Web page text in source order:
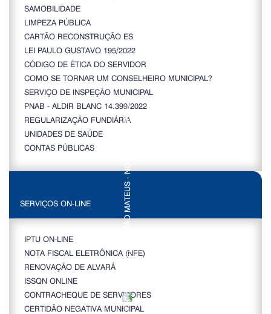
SAMOBILIDADE
LIMPEZA PÚBLICA
CARTÃO RECONSTRUÇÃO ES
LEI PAULO GUSTAVO 195/2022
CÓDIGO DE ÉTICA DO SERVIDOR
COMO SE TORNAR UM CONSELHEIRO MUNICIPAL?
SERVIÇO DE INSPEÇÃO MUNICIPAL
PNAB - ALDIR BLANC 14.399/2022
REGULARIZAÇÃO FUNDIÁRIA
UNIDADES DE SAÚDE
CONTAS PÚBLICAS
SERVIÇOS ON-LINE
IPTU ON-LINE
NOTA FISCAL ELETRÔNICA (NFE)
RENOVAÇÃO DE ALVARÁ
ISSQN ONLINE
CONTRACHEQUE DE SERVIDORES
CERTIDÃO NEGATIVA MUNICIPAL